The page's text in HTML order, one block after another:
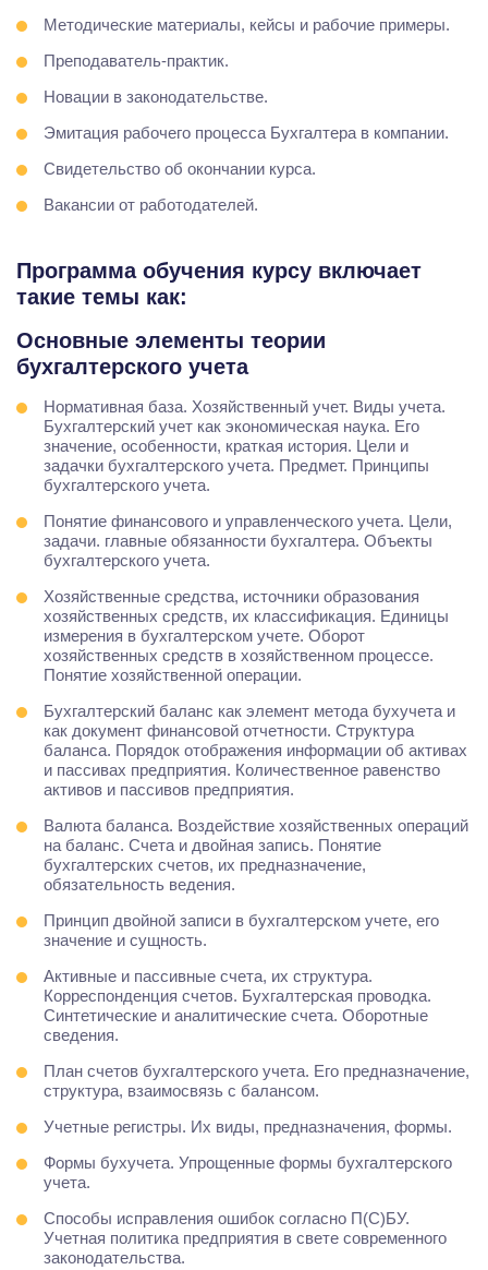
Методические материалы, кейсы и рабочие примеры.
Преподаватель-практик.
Новации в законодательстве.
Эмитация рабочего процесса Бухгалтера в компании.
Свидетельство об окончании курса.
Вакансии от работодателей.
Программа обучения курсу включает
такие темы как:
Основные элементы теории
бухгалтерского учета
Нормативная база. Хозяйственный учет. Виды учета.
Бухгалтерский учет как экономическая наука. Его
значение, особенности, краткая история. Цели и
задачки бухгалтерского учета. Предмет. Принципы
бухгалтерского учета.
Понятие финансового и управленческого учета. Цели,
задачи. главные обязанности бухгалтера. Объекты
бухгалтерского учета.
Хозяйственные средства, источники образования
хозяйственных средств, их классификация. Единицы
измерения в бухгалтерском учете. Оборот
хозяйственных средств в хозяйственном процессе.
Понятие хозяйственной операции.
Бухгалтерский баланс как элемент метода бухучета и
как документ финансовой отчетности. Структура
баланса. Порядок отображения информации об активах
и пассивах предприятия. Количественное равенство
активов и пассивов предприятия.
Валюта баланса. Воздействие хозяйственных операций
на баланс. Счета и двойная запись. Понятие
бухгалтерских счетов, их предназначение,
обязательность ведения.
Принцип двойной записи в бухгалтерском учете, его
значение и сущность.
Активные и пассивные счета, их структура.
Корреспонденция счетов. Бухгалтерская проводка.
Синтетические и аналитические счета. Оборотные
сведения.
План счетов бухгалтерского учета. Его предназначение,
структура, взаимосвязь с балансом.
Учетные регистры. Их виды, предназначения, формы.
Формы бухучета. Упрощенные формы бухгалтерского
учета.
Способы исправления ошибок согласно П(С)БУ.
Учетная политика предприятия в свете современного
законодательства.